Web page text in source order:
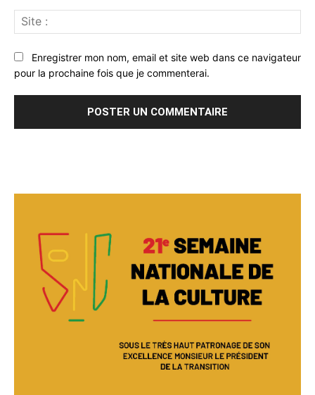
:
Enregistrer mon nom, email et site web dans ce navigateur
pour la prochaine fois que je commenterai.